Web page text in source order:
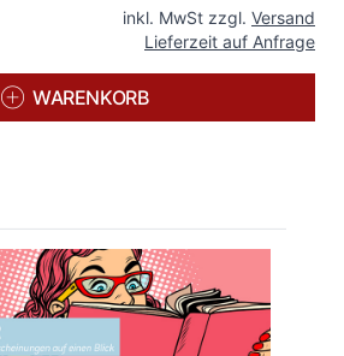
inkl. MwSt zzgl. Versand
Lieferzeit auf Anfrage
WARENKORB